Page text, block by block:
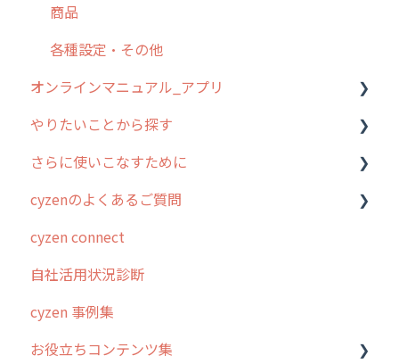
商品
各種設定・その他
オンラインマニュアル_アプリ
アプリの使い始め
ホーム画面
スポット
報告閲覧
予定
日報
履歴
やりたいことから探す
行動管理
勤怠管理
予定管理
スポット
ステータス・主観
報告書・行動種別
さらに使いこなすために
はじめに
スポット・ステータス関連オプション
交通費自動計算
安全走行支援
写真管理・高画質化
cyzenのよくあるご質問
ログインについて
グループ・ユーザーについて
GPS・位置情報 について
ルート自動記録 について
cyzen connect
自社活用状況診断
cyzen 事例集
お役立ちコンテンツ集